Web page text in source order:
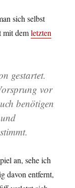
sich selbst
mit demletzten
gestartet.
vor
benötigen
an, sehe ich
davon entfernt,